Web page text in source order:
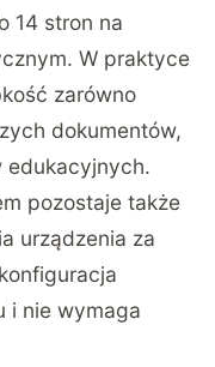
14 stron na
W praktyce
zarówno
dokumentów,
edukacyjnych.
pozostaje także
urządzenia za
i nie wymaga